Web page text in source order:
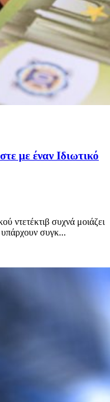
με έναν Ιδιωτικό
ντετέκτιβ συχνά μοιάζει
συγκ...